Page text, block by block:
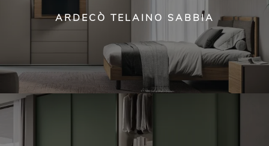
ARDECÒ TELAINO SABBIA